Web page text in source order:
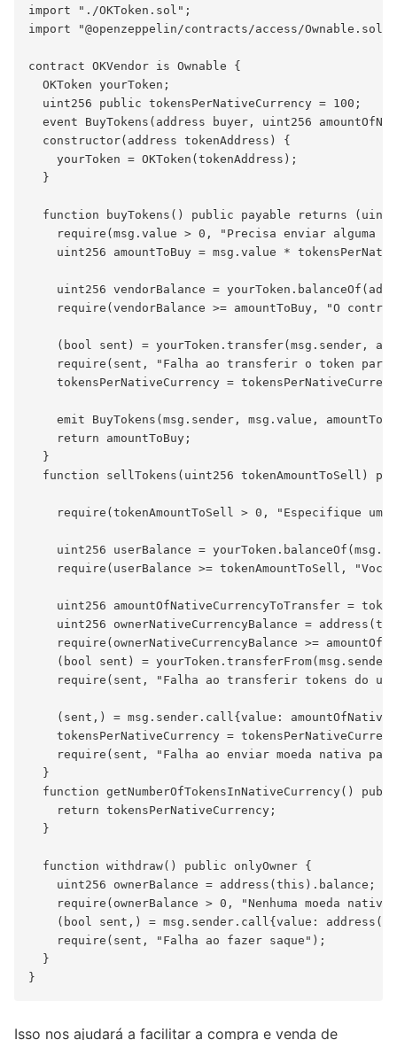
import "./OKToken.sol";
import "@openzeppelin/contracts/access/Ownable.sol";
contract OKVendor is Ownable {
  OKToken yourToken;
  uint256 public tokensPerNativeCurrency = 100;
event BuyTokens(address buyer, uint256
  constructor(address tokenAddress) {
    yourToken = OKToken(tokenAddress);
  }
function buyTokens() public payable returns
require(msg.value > 0, "Precisa enviar alguma
uint256 amountToBuy = msg.value *
uint256 vendorBalance =
require(vendorBalance >= amountToBuy, "O
(bool sent) = yourToken.transfer(msg.sender,
require(sent, "Falha ao transferir o token para
tokensPerNativeCurrency =
emit BuyTokens(msg.sender, msg.value,
    return amountToBuy;
  }
function sellTokens(uint256 tokenAmountToSell)
require(tokenAmountToSell > 0, "Especifique
uint256 userBalance =
require(userBalance >= tokenAmountToSell, "Voce
uint256 amountOfNativeCurrencyToTransfer =
uint256 ownerNativeCurrencyBalance =
require(ownerNativeCurrencyBalance >=
(bool sent) =
require(sent, "Falha ao transferir tokens do
(sent,) = msg.sender.call{value:
tokensPerNativeCurrency =
require(sent, "Falha ao enviar moeda nativa
  }
function getNumberOfTokensInNativeCurrency()
    return tokensPerNativeCurrency;
  }
  function withdraw() public onlyOwner {
    uint256 ownerBalance = address(this).balance;
require(ownerBalance > 0, "Nenhuma moeda
(bool sent,) = msg.sender.call{value:
    require(sent, "Falha ao fazer saque");
  }
Isso nos ajudará a facilitar a compra e venda de